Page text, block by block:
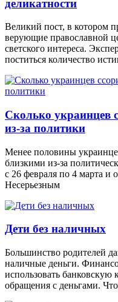
деликатности
Великий пост, в котором
верующие православной
светского интереса.
поститься количество
Сколько украинцев
из-за политики
Менее половины
близкими из-за
с 26 февраля по 4 марта и
Несерьезным
Дети без наличных
Большинство родителей
наличные деньги.
использовать банковскую
обращения с деньгами.